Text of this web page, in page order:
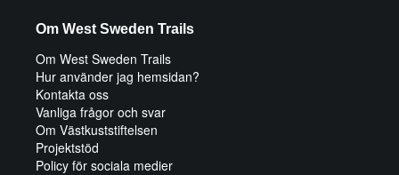
Om West Sweden Trails
Om West Sweden Trails
Hur använder jag hemsidan?
Kontakta oss
Vanliga frågor och svar
Om Västkuststiftelsen
Projektstöd
Policy för sociala medier